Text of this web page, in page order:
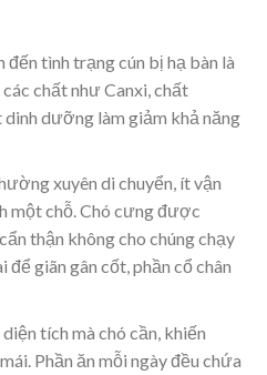
đến tình trạng cún bị hạ bàn là
chất như Canxi, chất
dưỡng làm giảm khả năng
xuyên di chuyển, ít vận
một chỗ. Chó cưng được
thận không cho chúng chạy
để giãn gân cốt, phần cổ chân
tích mà chó cần, khiến
Phần ăn mỗi ngày đều chứa